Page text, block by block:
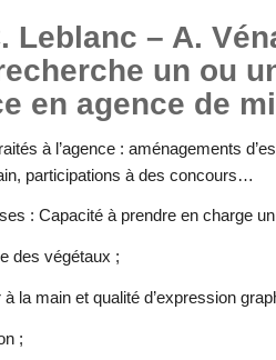
Leblanc – A.
un ou
en agence de
à l’agence : aménagements
participations à des concours…
: Capacité à prendre en charge
des végétaux ;
la main et qualité d’expression
;